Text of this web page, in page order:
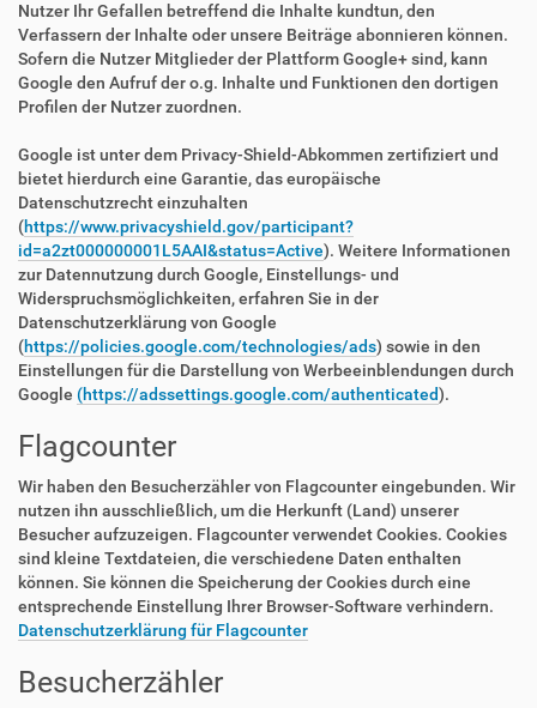
Nutzer Ihr Gefallen betreffend die Inhalte kundtun, den
Verfassern der Inhalte oder unsere Beiträge abonnieren können.
Sofern die Nutzer Mitglieder der Plattform Google+ sind, kann
Google den Aufruf der o.g. Inhalte und Funktionen den dortigen
Profilen der Nutzer zuordnen.
Google ist unter dem Privacy-Shield-Abkommen zertifiziert und
bietet hierdurch eine Garantie, das europäische
Datenschutzrecht einzuhalten
(https://www.privacyshield.gov/participant?
id=a2zt000000001L5AAI&status=Active). Weitere Informationen
zur Datennutzung durch Google, Einstellungs- und
Widerspruchsmöglichkeiten, erfahren Sie in der
Datenschutzerklärung von Google
(https://policies.google.com/technologies/ads) sowie in den
Einstellungen für die Darstellung von Werbeeinblendungen durch
Google (https://adssettings.google.com/authenticated).
Flagcounter
Wir haben den Besucherzähler von Flagcounter eingebunden. Wir
nutzen ihn ausschließlich, um die Herkunft (Land) unserer
Besucher aufzuzeigen. Flagcounter verwendet Cookies. Cookies
sind kleine Textdateien, die verschiedene Daten enthalten
können. Sie können die Speicherung der Cookies durch eine
entsprechende Einstellung Ihrer Browser-Software verhindern.
Datenschutzerklärung für Flagcounter
Besucherzähler